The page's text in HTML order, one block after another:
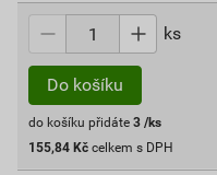
ks
Do košíku
do košíku přidáte 3 /ks
155,84 Kč celkem s DPH